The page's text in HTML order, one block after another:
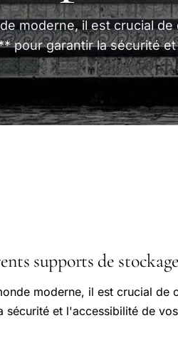
moderne, il est crucial
pour garantir la sécurité
supports de
moderne, il est crucial
sécurité et l'accessibilité de